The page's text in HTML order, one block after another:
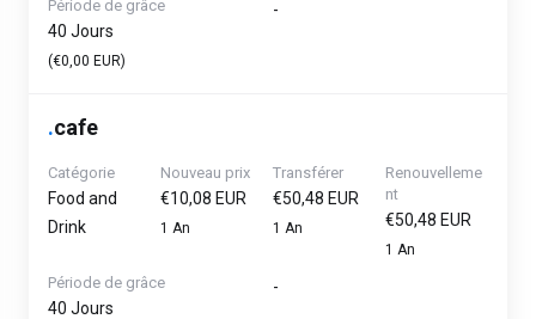
Période de grâce
40 Jours
(€0,00 EUR)
-
.cafe
Catégorie
Food and
Drink
Nouveau prix
€10,08 EUR
1 An
Transférer
€50,48 EUR
1 An
Renouvelleme
nt
€50,48 EUR
1 An
Période de grâce
40 Jours
-